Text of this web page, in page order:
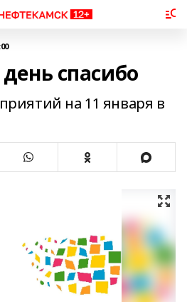
спасибо
на 11 января в